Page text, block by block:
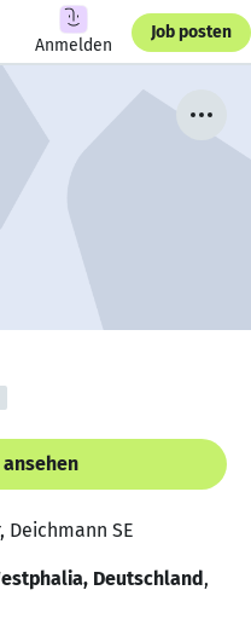
Anmelden
Job posten
SE
Deutschland,